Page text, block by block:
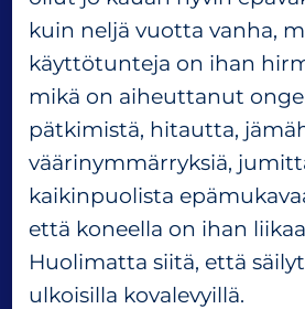
kuin neljä vuotta vanha,
käyttötunteja on ihan
mikä on aiheuttanut
pätkimistä, hitautta,
väärinymmärryksiä,
kaikinpuolista
että koneella on ihan
Huolimatta siitä, että
ulkoisilla kovalevyillä.